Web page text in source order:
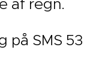
på SMS 53